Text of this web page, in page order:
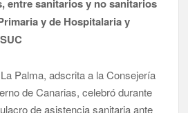
laboral de mujeres víctimas de
apoyo empresarial
a cientos de familias en Santa Cruz
comercio local en su sexta edición
entre sanitarios y no sanitarios
y de Hospitalaria y
Palma, adscrita a la Consejería
de Canarias, celebró durante
de asistencia sanitaria ante